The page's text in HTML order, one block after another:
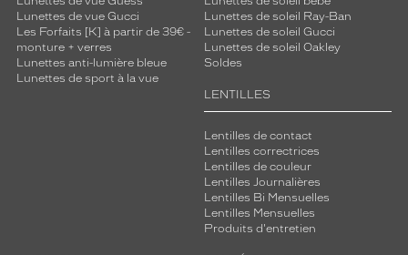
DAS
Tête
1.59
Lunettes de vue Gucci
Les Forfaits [K] à partir de 39€ -
monture + verres
Lunettes anti-lumière bleue
Lunettes de sport à la vue
Lunettes de soleil Ray-Ban
Lunettes de soleil Gucci
Lunettes de soleil Oakley
Soldes
LENTILLES
Lentilles de contact
Lentilles correctrices
Lentilles de couleur
Lentilles Journalières
Lentilles Bi Mensuelles
Lentilles Mensuelles
Produits d'entretien